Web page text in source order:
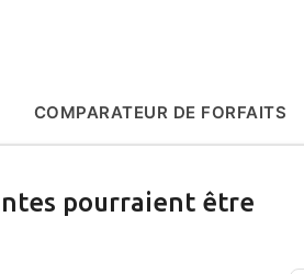
COMPARATEUR DE FORFAITS
pourraient être